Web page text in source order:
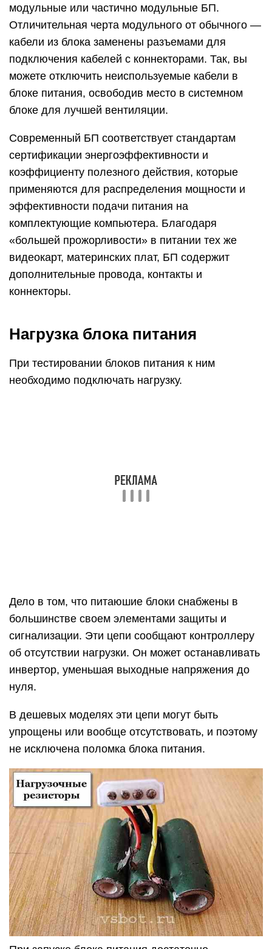
Дело в том, что питаюшие блоки снабжены в
большинстве своем элементами защиты и
сигнализации. Эти цепи сообщают контроллеру
об отсутствии нагрузки. Он может останавливать
инвертор, уменьшая выходные напряжения до
В дешевых моделях эти цепи могут быть
упрощены или вообще отсутствовать, и поэтому
не исключена поломка блока питания.
сопротивлений ПЭВ-25 6 -10 Ом (к шине +12 В) и
2 — 3 Ом (к шине +5 В).
Правда, могут быть случаи, когда с такой
нагрузкой питающий блок запускается, а с
реальной нагрузкой – нет.
Но такое бывает редко, и это, опять же, сложный
случай. Если уж по-честному, то нагружать надо
сильнее, в том числе и шину +3,3 В.